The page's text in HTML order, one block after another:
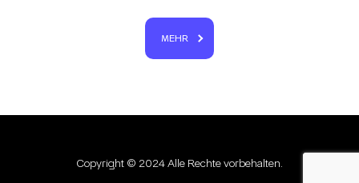
MEHR
Copyright © 2024 Alle Rechte vorbehalten.